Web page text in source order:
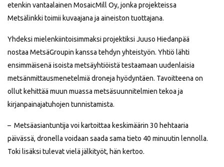
etenkin vantaalainen MosaicMill Oy, jonka projekteissa
Metsälinkki toimii kuvaajana ja aineiston tuottajana.
Yhdeksi mielenkiintoisimmaksi projektiksi Juuso Hiedanpää
nostaa MetsäGroupin kanssa tehdyn yhteistyön. Yhtiö lähti
ensimmäisenä isoista metsäyhtiöistä testaamaan uudenlaisia
metsänmittausmenetelmiä droneja hyödyntäen. Tavoitteena on
ollut kehittää muun muassa metsäsuunnitelmien tekoa ja
kirjanpainajatuhojen tunnistamista.
– Metsäasiantuntija voi kartoittaa keskimäärin 30 hehtaaria
päivässä, dronella voidaan saada sama tieto 40 minuutin lennolla.
Toki lisäksi tulevat vielä jälkityöt, hän kertoo.